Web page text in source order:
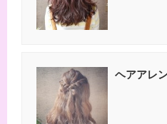
ヘアアレ